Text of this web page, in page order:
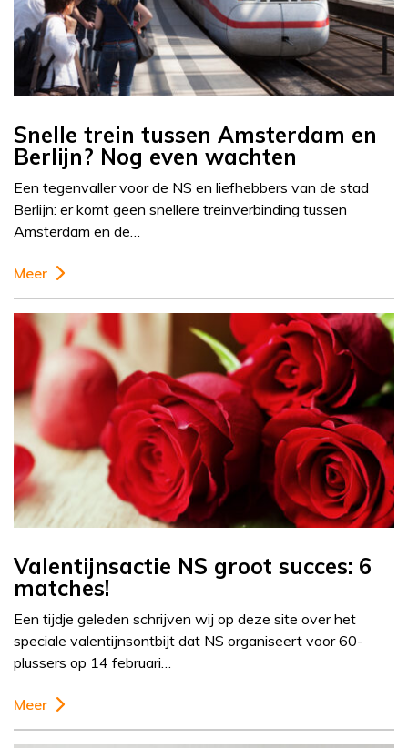
Snelle trein tussen Amsterdam en
Berlijn? Nog even wachten
Een tegenvaller voor de NS en liefhebbers van de stad
Berlijn: er komt geen snellere treinverbinding tussen
Amsterdam en de…
Meer
Valentijnsactie NS groot succes: 6
matches!
Een tijdje geleden schrijven wij op deze site over het
speciale valentijnsontbijt dat NS organiseert voor 60-
plussers op 14 februari…
Meer